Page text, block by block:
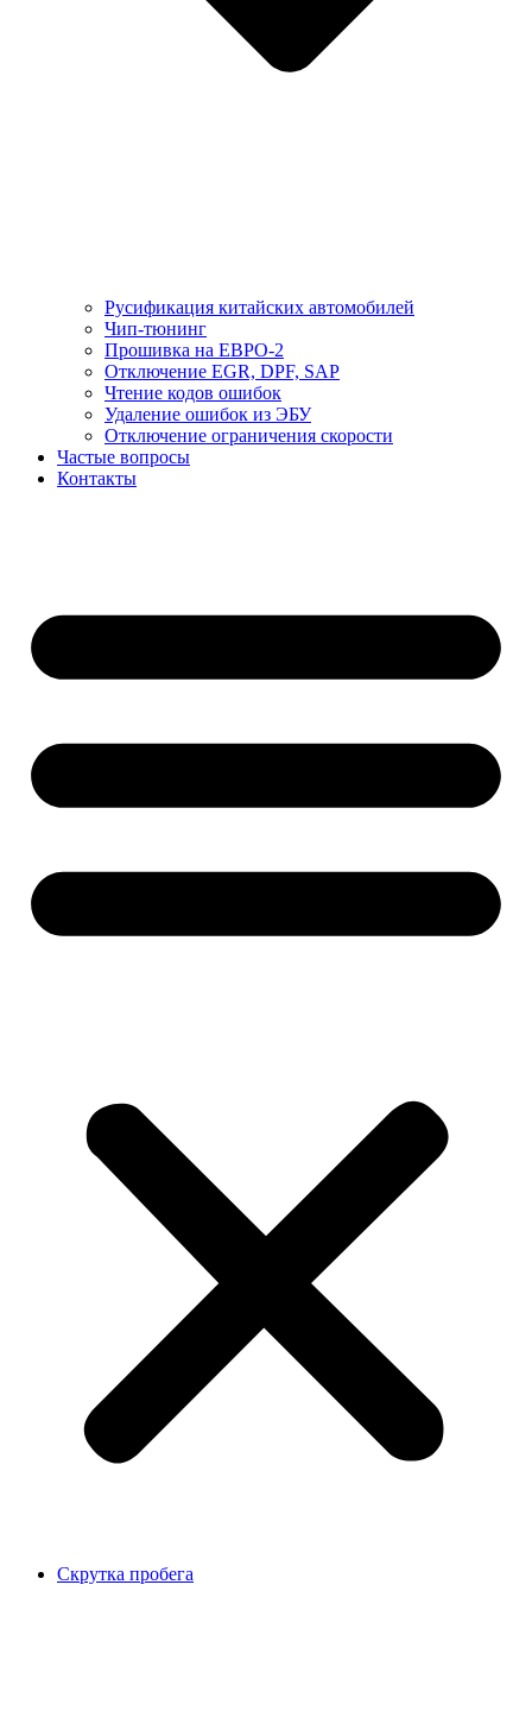
Русификация китайских автомобилей
Чип-тюнинг
Прошивка на ЕВРО-2
Отключение EGR, DPF, SAP
Чтение кодов ошибок
Удаление ошибок из ЭБУ
Отключение ограничения скорости
Частые вопросы
Контакты
Скрутка пробега